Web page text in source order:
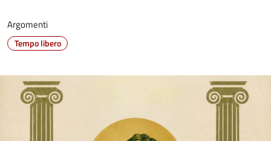
Argomenti
Tempo libero